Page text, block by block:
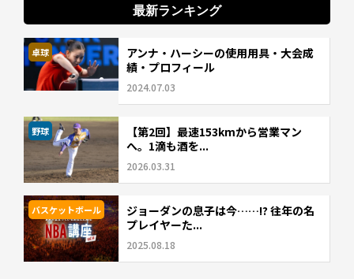
最新ランキング
卓球
アンナ・ハーシーの使用用具・大会成
績・プロフィール
2024.07.03
野球
【第2回】最速153kmから営業マン
へ。1滴も酒を...
2026.03.31
バスケットボール
ジョーダンの息子は今……!? 往年の名
プレイヤーた...
2025.08.18